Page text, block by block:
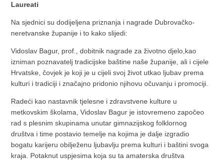
Laureati
Na sjednici su dodijeljena priznanja i nagrade Dubrovačko-
neretvanske županije i to kako slijedi:
Vidoslav Bagur, prof., dobitnik nagrade za životno djelo,kao
izniman poznavatelj tradicijske baštine naše županije, ali i cijele
Hrvatske, čovjek je koji je u cijeli svoj život utkao ljubav prema
kulturi i tradiciji i značajno pridonio njihovu očuvanju i promociji.
Radeći kao nastavnik tjelesne i zdravstvene kulture u
metkovskim školama, Vidoslav Bagur je istovremeno započeo
rad s plesnim skupinama unutar gimnazijskog folklornog
društva i time postavio temelje na kojima je dalje izgradio
bogatu karijeru obilježenu ljubavlju prema kulturi i baštini svoga
kraja. Potaknut uspjesima koja su ta amaterska društva